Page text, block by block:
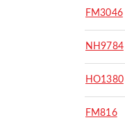
FM3046
NH9784
HO1380
FM816